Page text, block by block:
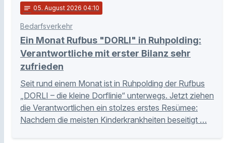
notes 05. August 2026 04:10
Bedarfsverkehr
Ein Monat Rufbus "DORLI" in Ruhpolding:
Verantwortliche mit erster Bilanz sehr
zufrieden
Seit rund einem Monat ist in Ruhpolding der Rufbus
„DORLI – die kleine Dorflinie“ unterwegs. Jetzt ziehen
die Verantwortlichen ein stolzes erstes Resümee:
Nachdem die meisten Kinderkrankheiten beseitigt …